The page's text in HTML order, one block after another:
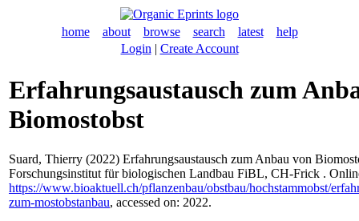
home about browse search latest
help
Login | Create Account
Erfahrungsaustausch zum
Biomostobst
Suard, Thierry (2022) Erfahrungsaustausch zum Anbau von
Forschungsinstitut für biologischen Landbau FiBL, CH-Frick .
https://www.bioaktuell.ch/pflanzenbau/obstbau/hochstammobst/
zum-mostobstanbau, accessed on: 2022.